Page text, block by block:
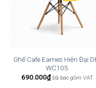
Ghế Cafe Eames Hiện Đại
WC105
690.000₫ Đã bao gồm VAT